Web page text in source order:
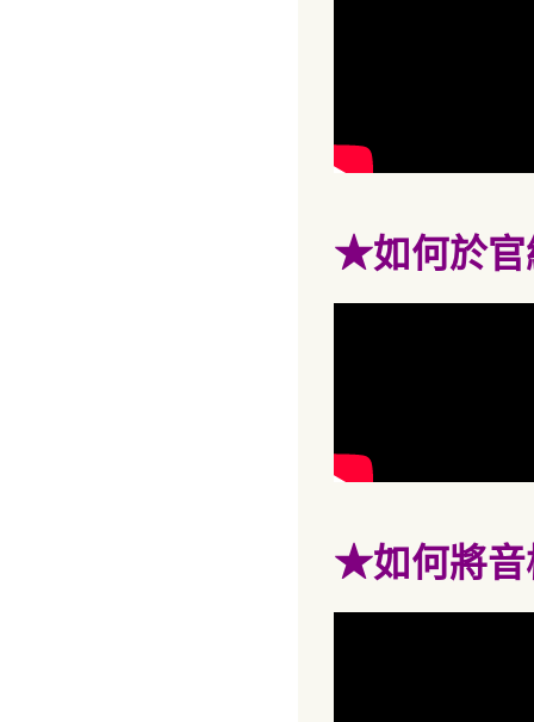
★如何於
★如何將